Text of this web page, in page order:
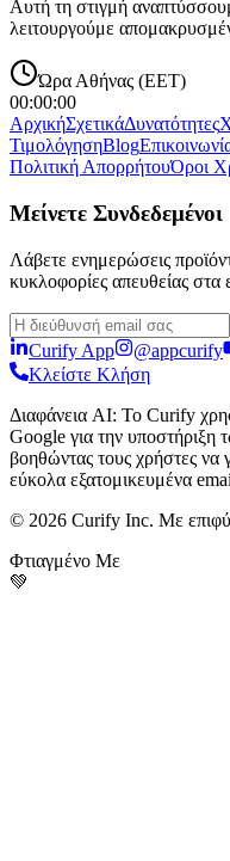
Αυτή τη στιγμή
λειτουργούμε
Ώρα Αθήνας (EET)
00:00:00
ΑρχικήΣχετικάΔυνατότητες
ΤιμολόγησηBlog
Πολιτική ΑπορρήτουΌροι
Μείνετε Συνδεδεμένοι
Λάβετε ενημερώσεις
κυκλοφορίες απευθείας στα
Curify App @appcurify
Κλείστε Κλήση
Διαφάνεια AI: Το Curify
Google για την υποστήριξη
βοηθώντας τους χρήστες να
εύκολα εξατομικευμένα
© 2026 Curify Inc. Με
Φτιαγμένο Με
💚